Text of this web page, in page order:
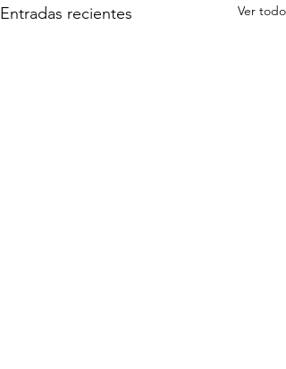
Entradas recientes Ver todo